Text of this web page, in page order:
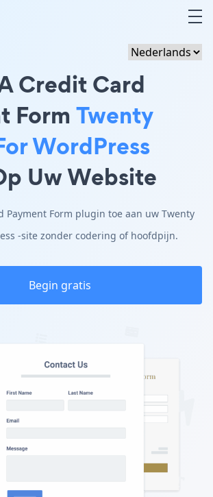
Credit Card
Form Twenty
WordPress
Uw Website
Payment Form plugin toe aan uw Twenty
-site zonder codering of hoofdpijn.
Begin gratis